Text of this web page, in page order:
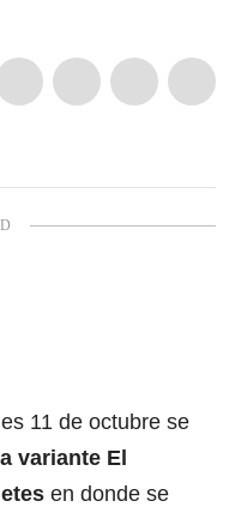
11 de octubre se
variante El
en donde se